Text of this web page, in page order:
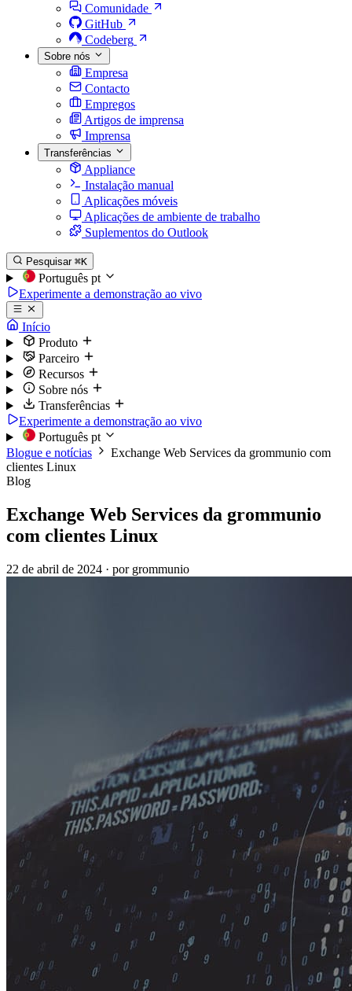
Comunidade
GitHub
Codeberg
Sobre nós
Empresa
Contacto
Empregos
Artigos de imprensa
Imprensa
Transferências
Appliance
Instalação manual
Aplicações móveis
Aplicações de ambiente de trabalho
Suplementos do Outlook
Pesquisar ⌘K
Português pt
Experimente a demonstração ao vivo
Início
Produto
Parceiro
Recursos
Sobre nós
Transferências
Experimente a demonstração ao vivo
Português pt
Blogue e notícias
Exchange Web Services da grommunio com
clientes Linux
Blog
Exchange Web Services da grommunio
com clientes Linux
22 de abril de 2024 · por grommunio